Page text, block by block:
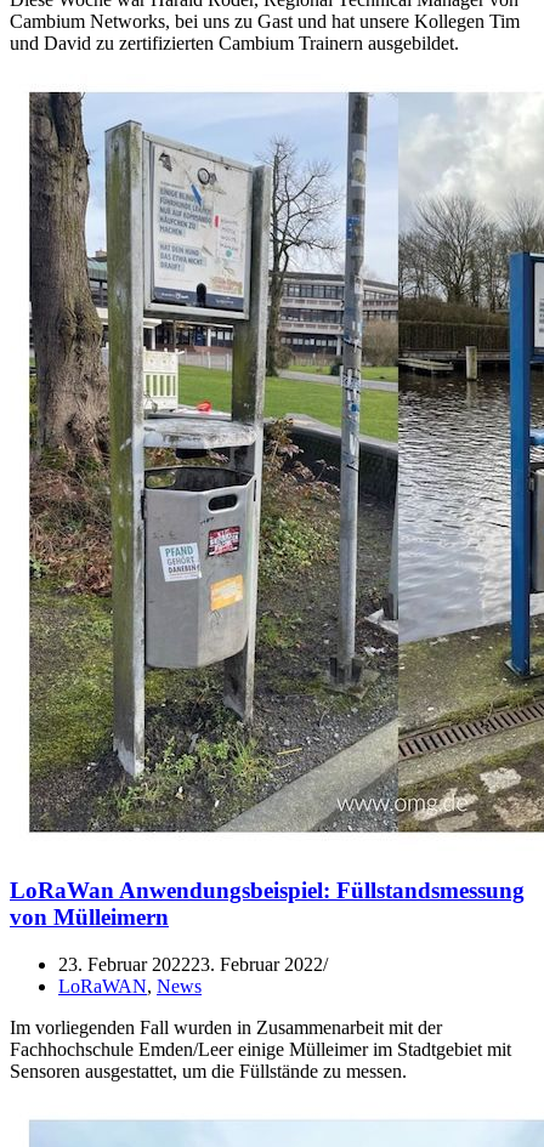
Cambium Networks, bei uns zu Gast und hat unsere Kollegen Tim
und David zu zertifizierten Cambium Trainern ausgebildet.
LoRaWan Anwendungsbeispiel: Füllstandsmessung
von Mülleimern
23. Februar 202223. Februar 2022
LoRaWAN, News
Im vorliegenden Fall wurden in Zusammenarbeit mit der
Fachhochschule Emden/Leer einige Mülleimer im Stadtgebiet mit
Sensoren ausgestattet, um die Füllstände zu messen.